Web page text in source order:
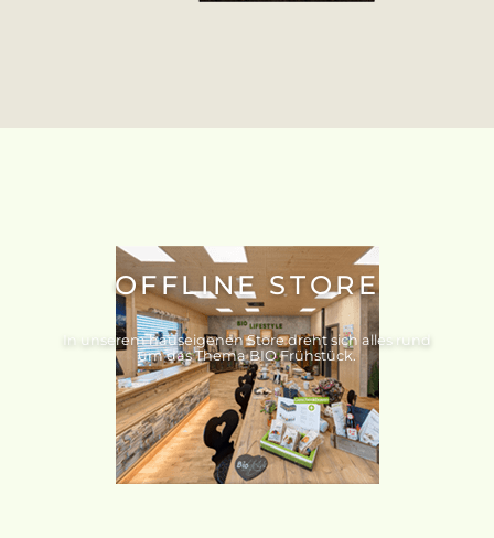
OFFLINE STORE
In unserem hauseigenen Store dreht sich alles rund
um das Thema BIO Frühstück.